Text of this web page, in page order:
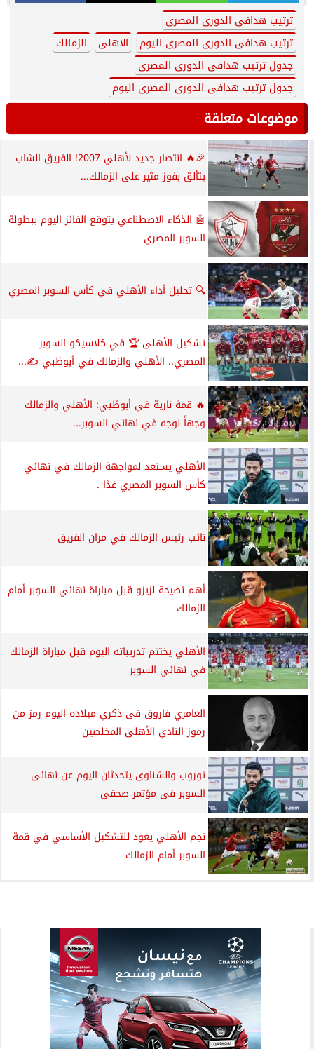
ترتيب هدافى الدورى المصرى
ترتيب هدافى الدورى المصرى اليوم
الاهلى
الزمالك
جدول ترتيب هدافى الدورى المصرى
جدول ترتيب هدافى الدورى المصرى اليوم
موضوعات متعلقة
🎉🔥 انتصار جديد لأهلي 2007! الفريق الشاب
يتألق بفوز مثير على الزمالك...
🤖 الذكاء الاصطناعي يتوقع الفائز اليوم ببطولة
السوبر المصري
🔍 تحليل أداء الأهلي في كأس السوبر المصري
تشكيل الأهلى 🏆 في كلاسيكو السوبر
المصري.. الأهلي والزمالك في أبوظبي ✍️...
🔥 قمة نارية في أبوظبي: الأهلي والزمالك
وجهاً لوجه في نهائي السوبر...
الأهلي يستعد لمواجهة الزمالك في نهائي
كأس السوبر المصري غدًا .
نائب رئيس الزمالك في مران الفريق
أهم نصيحة لزيزو قبل مباراة نهائي السوبر أمام
الزمالك
الأهلي يختتم تدريباته اليوم قبل مباراة الزمالك
في نهائي السوبر
العامري فاروق فى ذكري ميلاده اليوم رمز من
رموز النادي الأهلى المخلصين
توروب والشناوى يتحدثان اليوم عن نهائى
السوبر فى مؤتمر صحفى
نجم الأهلي يعود للتشكيل الأساسي في قمة
السوبر أمام الزمالك